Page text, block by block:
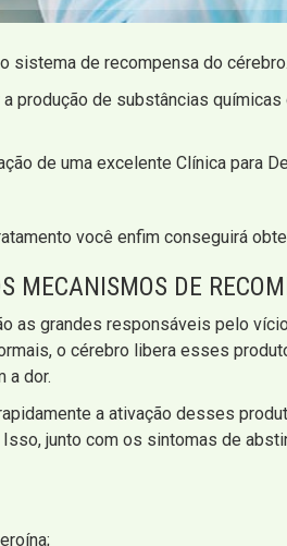
sistema de recompensa do cérebro.
produção de substâncias químicas
de uma excelente Clínica para
você enfim conseguirá
MECANISMOS DE
as grandes responsáveis pelo
o cérebro libera esses
a dor.
a ativação desses
junto com os sintomas de